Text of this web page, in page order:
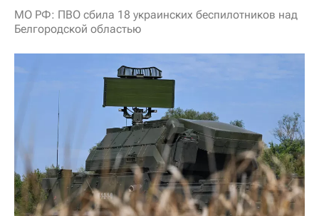
МО РФ: ПВО сбила 18 украинских беспилотников над
Белгородской областью